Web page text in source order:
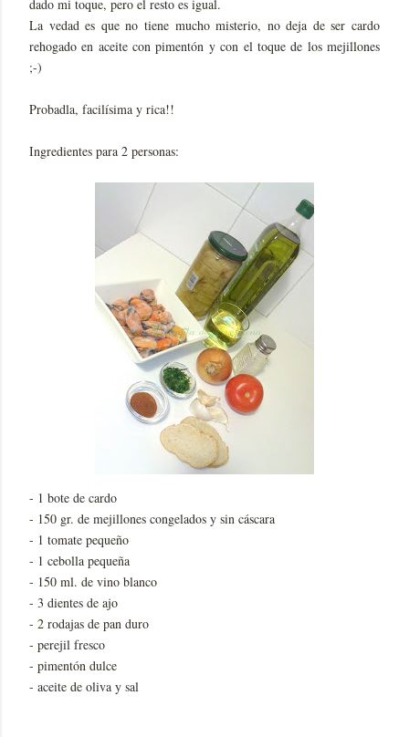
dado mi toque, pero el resto es igual.
La vedad es que no tiene mucho misterio, no deja de ser cardo
rehogado en aceite con pimentón y con el toque de los mejillones
;-)
Probadla, facilísima y rica!!
Ingredientes para 2 personas:
- 1 bote de cardo
- 150 gr. de mejillones congelados y sin cáscara
- 1 tomate pequeño
- 1 cebolla pequeña
- 150 ml. de vino blanco
- 3 dientes de ajo
- 2 rodajas de pan duro
- perejil fresco
- pimentón dulce
- aceite de oliva y sal